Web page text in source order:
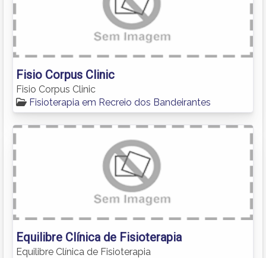
Fisio Corpus Clinic
Fisio Corpus Clinic
Fisioterapia em Recreio dos Bandeirantes
Equilibre Clínica de Fisioterapia
Equilibre Clínica de Fisioterapia